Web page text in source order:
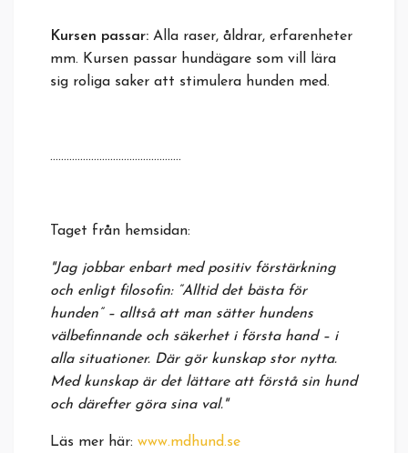
Kursen passar: Alla raser, åldrar, erfarenheter
mm. Kursen passar hundägare som vill lära
sig roliga saker att stimulera hunden med.
................................................
Taget från hemsidan:
"Jag jobbar enbart med positiv förstärkning
och enligt filosofin: “Alltid det bästa för
hunden” – alltså att man sätter hundens
välbefinnande och säkerhet i första hand – i
alla situationer. Där gör kunskap stor nytta.
Med kunskap är det lättare att förstå sin hund
och därefter göra sina val."
Läs mer här: www.mdhund.se